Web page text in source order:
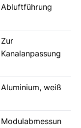
Abluftführung
Zur
Kanalanpassung
Aluminium, weiß
Modulabmessun